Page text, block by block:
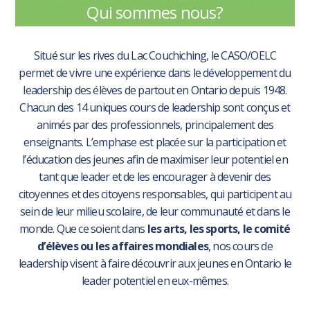
Qui sommes nous?
Situé sur les rives du Lac Couchiching, le CASO/OELC
permet de vivre une expérience dans le développement du
leadership des élèves de partout en Ontario depuis 1948.
Chacun des 14 uniques cours de leadership sont conçus et
animés par des professionnels, principalement des
enseignants. L’emphase est placée sur la participation et
l’éducation des jeunes afin de maximiser leur potentiel en
tant que leader et de les encourager à devenir des
citoyennes et des citoyens responsables, qui participent au
sein de leur milieu scolaire, de leur communauté et dans le
monde. Que ce soient dans les arts, les sports, le comité
d’élèves ou les affaires mondiales, nos cours de
leadership visent à faire découvrir aux jeunes en Ontario le
leader potentiel en eux-mêmes.